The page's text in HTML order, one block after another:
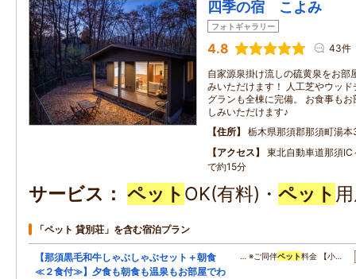
四季の宿 こよみ
フォトギャラリー
4.8 43件
自家源泉掛け流しの硫黄泉をお部
みいただけます！ 人工芝やウッ
グランも全棟に完備。 お食事もお
しみいただけます♪
住所
栃木県那須郡那須町湯
アクセス
東北自動車道那須
で約15分
サービス ペット OK(有料)・ ペット
「ペット 貸別荘」を含む宿泊プラン
【那須黒毛和牛しゃぶしゃぶセット＋朝食
≪２食付≫】夕食も朝食も温泉もお部屋でわ
… ※ご同伴ペット料金 【小…